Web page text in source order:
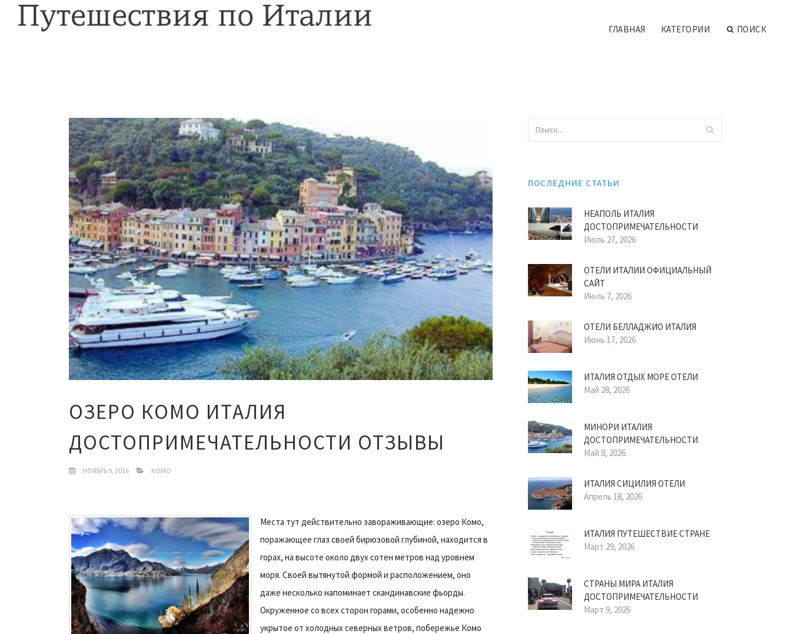
ГЛАВНАЯ КАТЕГОРИИ ПОИСК
ОЗЕРО КОМО ИТАЛИЯ
ДОСТОПРИМЕЧАТЕЛЬНОСТИ ОТЗЫВЫ
НОЯБРЬ 9, 2016 КОМО
Места тут действительно завораживающие: озеро Комо,
поражающее глаз своей бирюзовой глубиной, находится в
горах, на высоте около двух сотен метров над уровнем
моря. Своей вытянутой формой и расположением, оно
даже несколько напоминает скандинавские фьорды.
Окруженное со всех сторон горами, особенно надежно
укрытое от холодных северных ветров, побережье Комо
ПОСЛЕДНИЕ СТАТЬИ
НЕАПОЛЬ ИТАЛИЯ
ДОСТОПРИМЕЧАТЕЛЬНОСТИ
Июль 27, 2026
ОТЕЛИ ИТАЛИИ ОФИЦИАЛЬНЫЙ
САЙТ
Июль 7, 2026
ОТЕЛИ БЕЛЛАДЖИО ИТАЛИЯ
Июнь 17, 2026
ИТАЛИЯ ОТДЫХ МОРЕ ОТЕЛИ
Май 28, 2026
МИНОРИ ИТАЛИЯ
ДОСТОПРИМЕЧАТЕЛЬНОСТИ
Май 8, 2026
ИТАЛИЯ СИЦИЛИЯ ОТЕЛИ
Апрель 18, 2026
ИТАЛИЯ ПУТЕШЕСТВИЕ СТРАНЕ
Март 29, 2026
СТРАНЫ МИРА ИТАЛИЯ
ДОСТОПРИМЕЧАТЕЛЬНОСТИ
Март 9, 2026